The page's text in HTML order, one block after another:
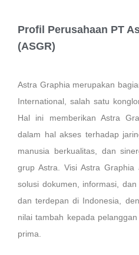
Profil Perusahaan PT
(ASGR)
Astra Graphia merupakan
International, salah satu
Hal ini memberikan Astra
dalam hal akses terhadap
manusia berkualitas, dan
grup Astra. Visi Astra Graphia
solusi dokumen, informasi,
dan terdepan di Indonesia,
nilai tambah kepada
prima.